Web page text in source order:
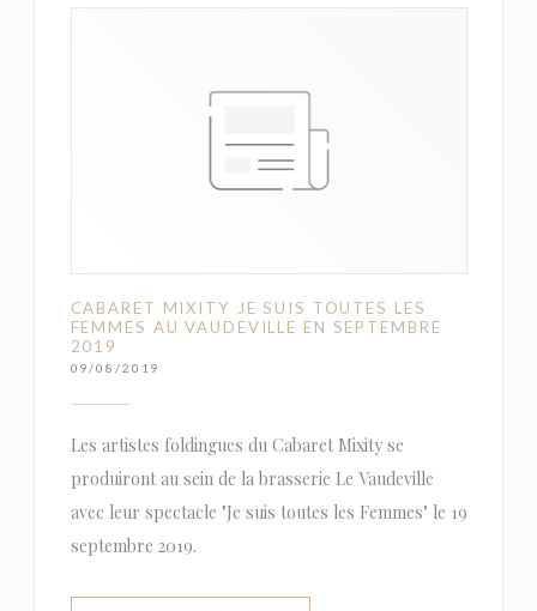
CABARET MIXITY JE SUIS TOUTES LES
FEMMES AU VAUDEVILLE EN SEPTEMBRE
2019
09/08/2019
Les artistes foldingues du Cabaret Mixity se
produiront au sein de la brasserie Le Vaudeville
avec leur spectacle "Je suis toutes les Femmes" le 19
septembre 2019.